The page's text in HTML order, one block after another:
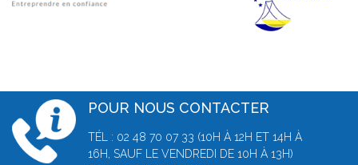
POUR NOUS CONTACTER
TÉL : 02 48 70 07 33 (10H À 12H ET 14H À
16H, SAUF LE VENDREDI DE 10H À 13H)